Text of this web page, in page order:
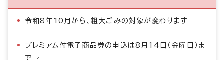
令和8年10月から、粗大ごみの対象が変わります
プレミアム付電子商品券の申込は8月14日（金曜日）ま
で